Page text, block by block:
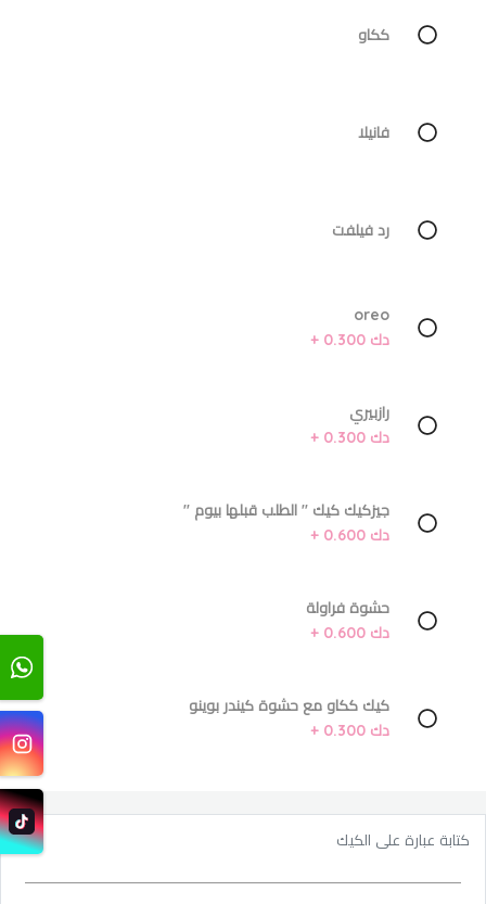
ككاو
فانيلا
رد فيلفت
oreo
دك 0.300 +
رازبيري
دك 0.300 +
جيزكيك كيك '' الطلب قبلها بيوم ''
دك 0.600 +
حشوة فراولة
دك 0.600 +
كيك ككاو مع حشوة كيندر بوينو
دك 0.300 +
كتابة عبارة على الكيك